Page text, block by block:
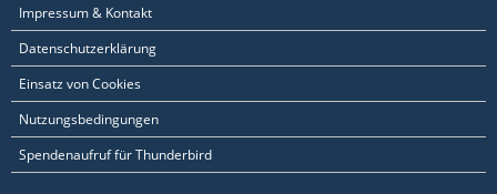
Impressum & Kontakt
Datenschutzerklärung
Einsatz von Cookies
Nutzungsbedingungen
Spendenaufruf für Thunderbird